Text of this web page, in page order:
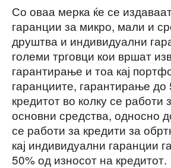
Со оваа мерка ќе се
гаранции за микро, мали и
друштва и индивидуални
големи трговци кои вршат
гарантирање и тоа кај
гаранциите, гарантирање до
кредитот во колку се работи
основни средства, односно
се работи за кредити за
кај индивидуални гаранции
50% од износот на кредитот.